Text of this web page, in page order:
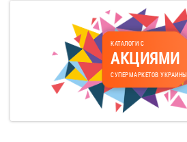
КАТАЛОГИ С
АКЦИЯМИ
СУПЕРМАРКЕТОВ УКРАИНЫ